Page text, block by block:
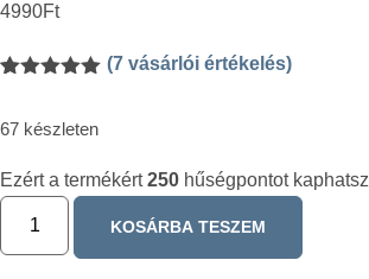
4990Ft
ből,
alapján
(7 vásárlói értékelés)
67 készleten
Ezért a termékért250 hűségpontot kaphatsz
KOSÁRBA TESZEM